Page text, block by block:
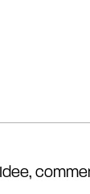
Idee,